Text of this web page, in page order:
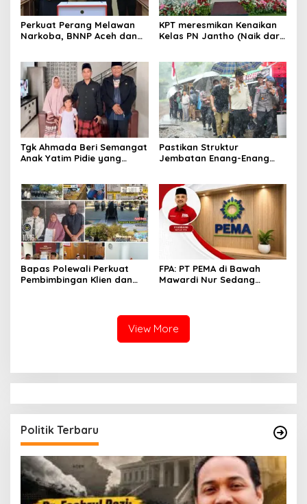
Perkuat Perang Melawan
Narkoba, BNNP Aceh dan
KPT meresmikan Kenaikan
Kelas PN Jantho (Naik dari
Tgk Ahmada Beri Semangat
Anak Yatim Pidie yang
Pastikan Struktur
Jembatan Enang-Enang
Keselamatan Warga di
Atas Segalanya
Bapas Polewali Perkuat
Pembimbingan Klien dan
FPA: PT PEMA di Bawah
Mawardi Nur Sedang
Kepercayaan
View More
Politik Terbaru